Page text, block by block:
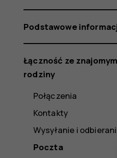
Podstawowe
Łączność ze
rodziny
Połączenia
Kontakty
Wysyłanie i
Poczta